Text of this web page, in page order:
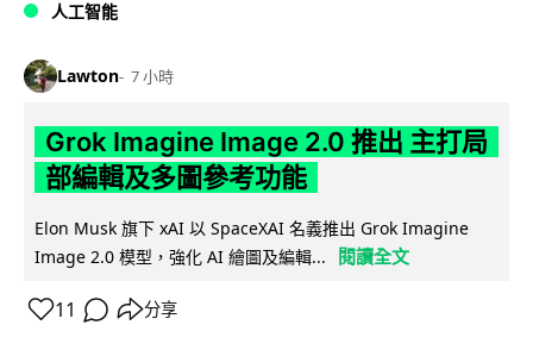
人工智能
Lawton 7 小時
Grok Imagine Image 2.0 推出 主打局
部編輯及多圖參考功能
Elon Musk 旗下 xAI 以 SpaceXAI 名義推出 Grok Imagine
Image 2.0 模型，強化 AI 繪圖及編輯...
閱讀全文
11 分享